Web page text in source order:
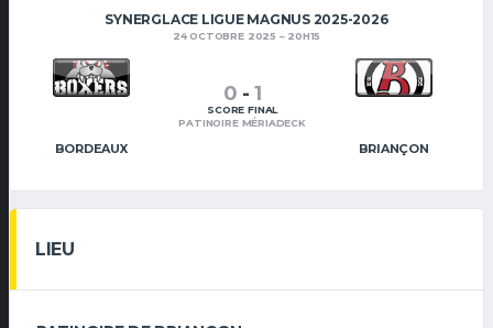
SYNERGLACE LIGUE MAGNUS 2025-2026
24 OCTOBRE 2025 20H15
BORDEAUX BRIANÇON
0 - 1
SCORE FINAL
PATINOIRE MÉRIADECK
LIEU